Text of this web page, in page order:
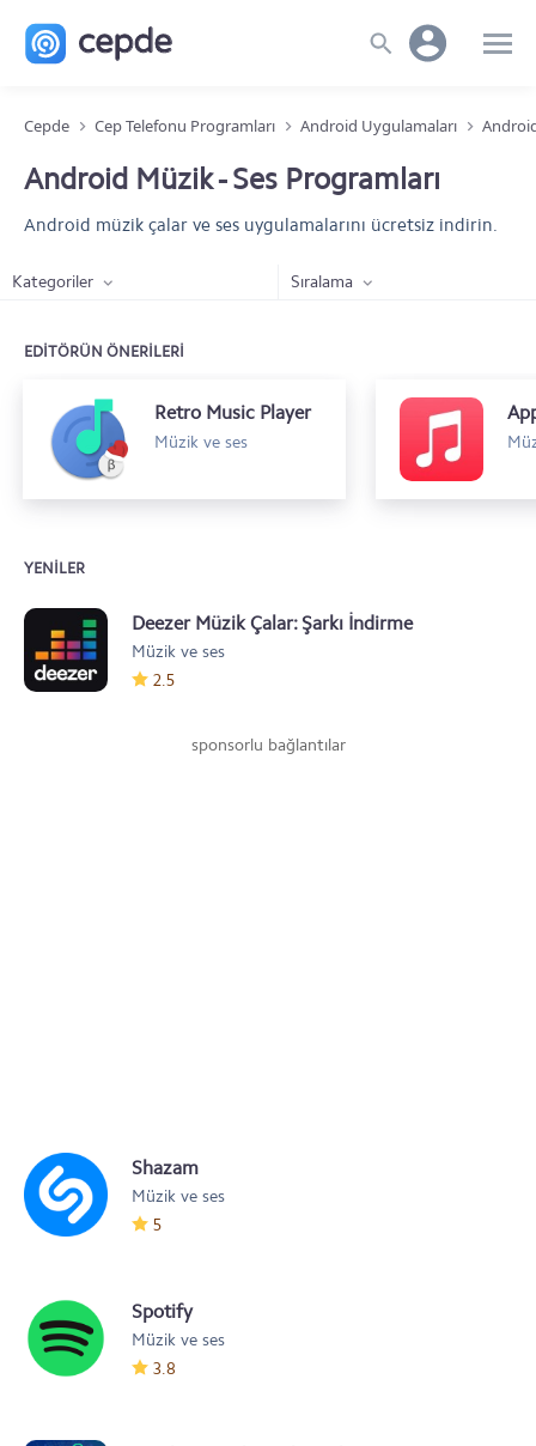
Cepde Cep Telefonu Programları Android Uygulamaları
Android Müzik - Ses Programları
Android müzik çalar ve ses uygulamalarını ücretsiz indirin.
Kategoriler Sıralama
EDİTÖRÜN ÖNERİLERİ
Retro Music Player
Müzik ve ses
YENILER
Deezer Müzik Çalar: Şarkı İndirme
Programı
Müzik ve ses
2.5
sponsorlu bağlantılar
Shazam
Müzik ve ses
5
Spotify
Müzik ve ses
3.8